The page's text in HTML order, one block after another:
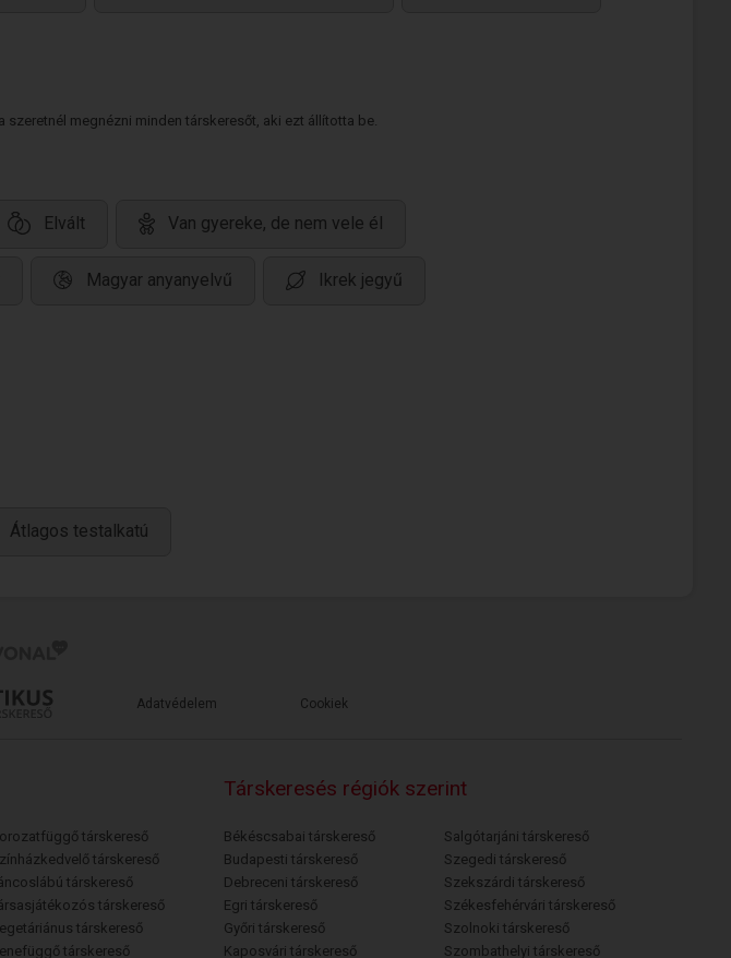
szeretnél megnézni minden társkeresőt, aki ezt állította be.
Elvált Van gyereke, de nem vele él
Magyar anyanyelvű Ikrek jegyű
Átlagos testalkatú
Adatvédelem Cookiek
társkereső
társkereső
társkereső
társkereső
társkereső
társkereső
Társkeresés régiók szerint
Békéscsabai társkereső
Budapesti társkereső
Debreceni társkereső
Egri társkereső
Győri társkereső
Kaposvári társkereső
Salgótarjáni társkereső
Szegedi társkereső
Szekszárdi társkereső
Székesfehérvári társkereső
Szolnoki társkereső
Szombathelyi társkereső